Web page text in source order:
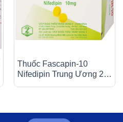
Thuốc Fascapin-10
Nifedipin Trung Ương 2